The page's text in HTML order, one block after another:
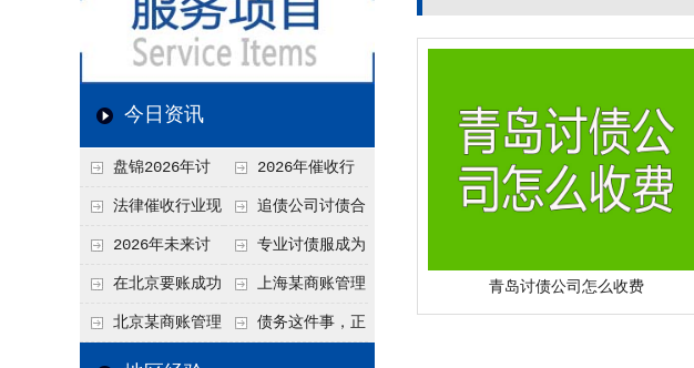
今日资讯
盘锦2026年讨
债新趋势
2026年催收行
业发展现状、竞争格
局及未来趋势分析
法律催收行业现
状、合规痛点与未来
发展趋势深度解析
追债公司讨债合
法方法总结
2026年未来讨
债要账公司发展趋势
专业讨债服成为
2026年的发展趋势
在北京要账成功
率高吗？未来追账公
司发展趋势引发行业
上海某商账管理
机构聚焦合规服务
北京某商账管理
服务机构持续提升合
债务这件事，正
青岛讨债公司怎么收费